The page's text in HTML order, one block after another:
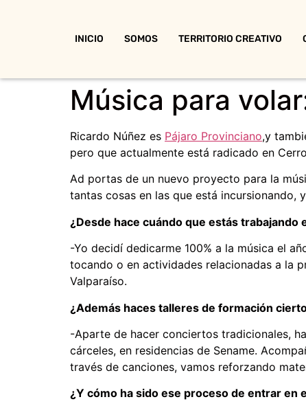
INICIO SOMOS TERRITORIO CREATIVO
Música para
Ricardo Núñez es Pájaro Provinciano,y
pero que actualmente está radicado en
Ad portas de un nuevo proyecto para la
tantas cosas en las que está incursionando,
¿Desde hace cuándo que estás trabajando
-Yo decidí dedicarme 100% a la música el
tocando o en actividades relacionadas a la
Valparaíso.
¿Además haces talleres de formación
-Aparte de hacer conciertos tradicionales,
cárceles, en residencias de Sename.
través de canciones, vamos reforzando
¿Y cómo ha sido ese proceso de entrar en